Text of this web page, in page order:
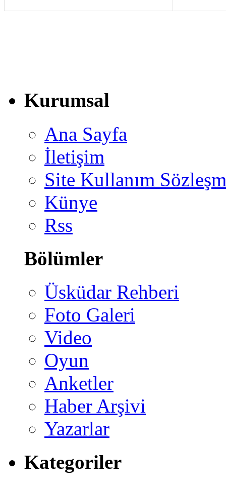
Kurumsal
Ana Sayfa
İletişim
Site Kullanım
Künye
Rss
Bölümler
Üsküdar Rehberi
Foto Galeri
Video
Oyun
Anketler
Haber Arşivi
Yazarlar
Kategoriler